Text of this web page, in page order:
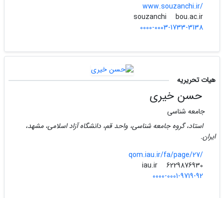
www.souzanchi.ir/
souzanchi
bou.ac.ir
0000-0003-1733-3138
هیات تحریریه
حسن خیری
جامعه شناسی
استاد، گروه جامعه شناسی، واحد قم، دانشگاه آزاد اسلامی، مشهد،
ایران.
qom.iau.ir/fa/page/27/
iau.ir
0000-0001-9719-92